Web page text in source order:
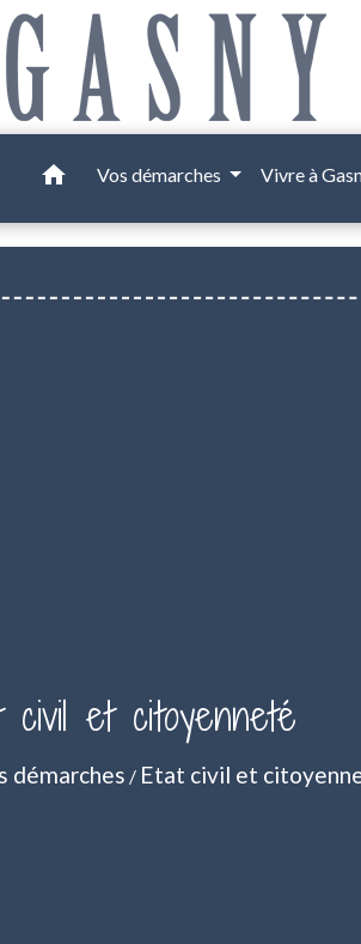
home Vos démarches Vivre à
civil et citoyenneté
démarches / Etat civil et